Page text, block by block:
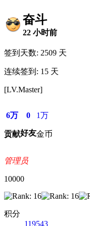
奋斗
22 小时前
签到天数: 2509 天
连续签到: 15 天
[LV.Master]
6万
贡献
0
好友
1万
金币
管理员
10000
积分
119543